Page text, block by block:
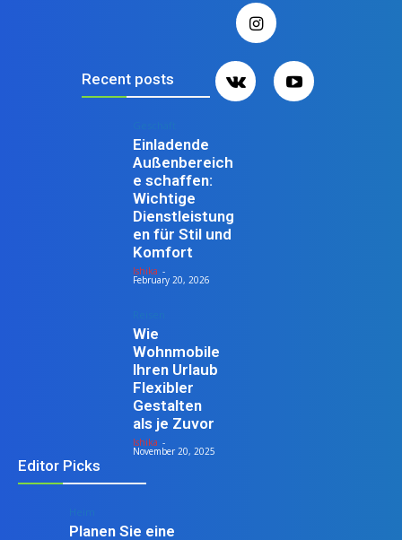
Recent posts
Einladende
Außenbereich
e schaffen:
Wichtige
Dienstleistung
en für Stil und
Komfort
Ishika -
February 20, 2026
Wie
Wohnmobile
Ihren Urlaub
Flexibler
Gestalten
als je Zuvor
Ishika -
November 20, 2025
Editor Picks
Planen Sie eine